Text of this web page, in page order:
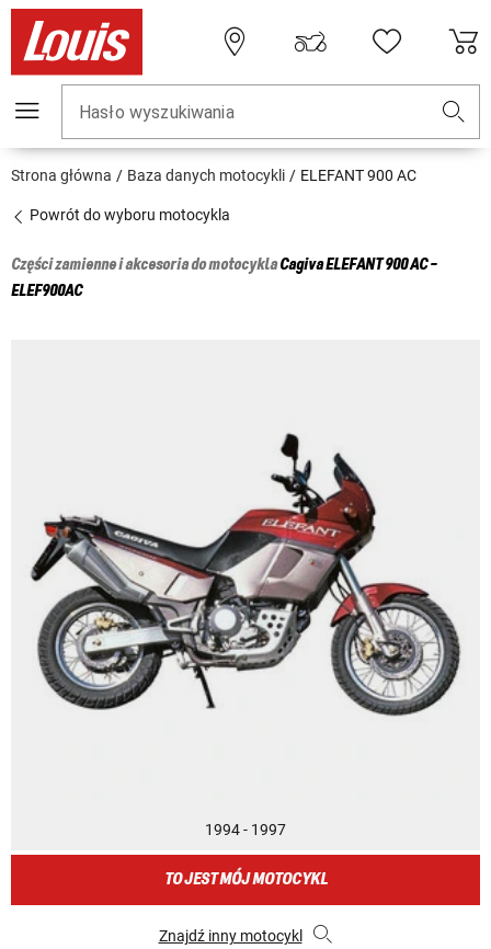
Hasło wyszukiwania
Strona główna Baza danych motocykli ELEFANT 900 AC
Powrót do wyboru motocykla
Części zamienne i akcesoria do motocyklaCagivaELEFANT 900 AC -
ELEF900AC
1994 - 1997
TO JEST MÓJ MOTOCYKL
Znajdź inny motocykl